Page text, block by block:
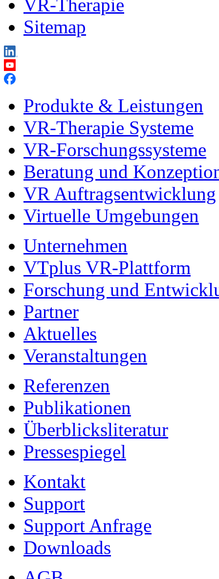
VR-Therapie
Sitemap
Produkte & Leistungen
VR-Therapie Systeme
VR-Forschungssysteme
Beratung und
VR Auftragsentwicklung
Virtuelle Umgebungen
Unternehmen
VTplus VR-Plattform
Forschung und
Partner
Aktuelles
Veranstaltungen
Referenzen
Publikationen
Überblicksliteratur
Pressespiegel
Kontakt
Support
Support Anfrage
Downloads